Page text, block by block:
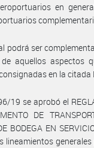
en
podrá ser
aquellos aspectos
en la citada
19 se aprobó el
DE
BODEGA EN
lineamientos